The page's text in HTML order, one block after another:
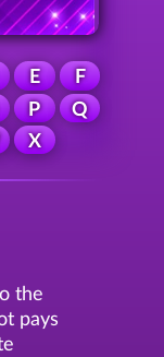
E
F
P
Q
X
the
pays